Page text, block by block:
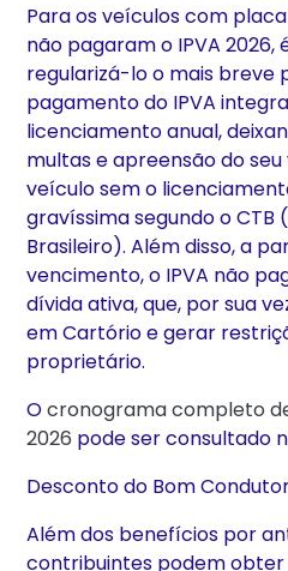
Para os veículos com placa
não pagaram o IPVA
regularizá-lo o mais breve
pagamento do IPVA
licenciamento anual,
multas e apreensão do
veículo sem o
gravíssima segundo o CTB
Brasileiro). Além disso, a
vencimento, o IPVA não
dívida ativa, que, por sua
em Cartório e gerar
proprietário.
Ocronograma completo
2026 pode ser consultado
Desconto do Bom
Além dos benefícios por
contribuintes podem obter